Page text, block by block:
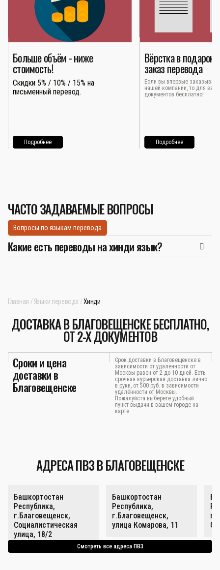
Больше объём - ниже
стоимость!
Скидки 5% / 10% / 15% на
письменный перевод.
Подробнее
Вёрстка в подарок
заказ перевода
Если вы впервые
нашей компании, то для вас
документов бесплатно!
Подробнее
ЧАСТО ЗАДАВАЕМЫЕ ВОПРОСЫ
Вопросы по языкам перевода
Какие есть переводы на хинди язык?
Главная Языки перевода Хинди
ДОСТАВКА В БЛАГОВЕЩЕНСКЕ БЕСПЛАТНО,
ОТ 2-Х ДОКУМЕНТОВ
Сроки и цена
доставки в
Благовещенске
Срок доставки в Благовещенске в
зависимости от удаленности от
Москвы равен от 2 до 10 дней. Есть
срочная курьерская доставка лично
в руки, от 500 руб. в зависимости
удалённости от Москвы.
Пожалуйста выберете удобный
пункт выдачи в вашем городе на
карте.
АДРЕСА ПВЗ В БЛАГОВЕЩЕНСКЕ
Башкортостан
Республика,
г.Благовещенск,
Социалистическая
улица, 18/2
Башкортостан
Республика,
г.Благовещенск,
улица Комарова, 11
Смотреть все адреса ПВЗ